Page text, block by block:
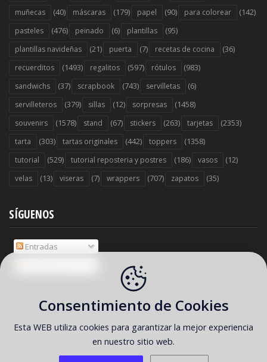
muñecas (40) máscaras (179) papel (90) para colorear (142)
pasteles (476) peinado (6) plantillas (95)
plantillas navideñas (21) puerta (7) recetas de cocina (36)
recuerditos (1493) regalitos (597) rótulos (983)
sandwichs (37) scrapbook (743) servilletas (6)
servilleteros (379) sillas (12) sorpresas (1458)
souvenirs (1578) stand (67) stickers (263) tarjetas (2353)
tarta (303) tartas originales (442) toppers (1358)
tutorial (529) tutorial reposteria y postres (186) vasos (12)
velas (13) viseras (7) wrappers (707) zapatos (35)
SÍGUENOS
Entradas
COPYRIGHT ©2026 Ideas y material gratis para fiestas y celebraciones
Oh My Fiesta!
Consentimiento de Cookies
Esta WEB utiliza cookies para garantizar la mejor experiencia
en nuestro sitio web.